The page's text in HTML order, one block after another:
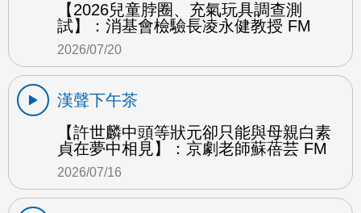
【2026兒童脖圈、充氣玩具調查測
試】：消基會檢驗長凌永健教授 FM
2026/07/20
漢聲下午茶
【許世麟中頭等狀元卻只能與母親白素
貞在夢中相見】：京劇老師蘇蓓芸 FM
2026/07/16